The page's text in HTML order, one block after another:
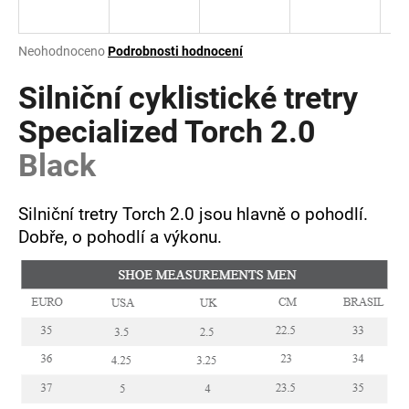
Průměrné
produktu
je
0,0
z
5
hvězdiček.
NeohodnocenoPodrobnosti hodnocení
Silniční cyklistické tretry
Specialized Torch 2.0
Black
Silniční tretry Torch 2.0 jsou hlavně o pohodlí.
Dobře, o pohodlí a výkonu.
j
t
?
HLEDAT
D